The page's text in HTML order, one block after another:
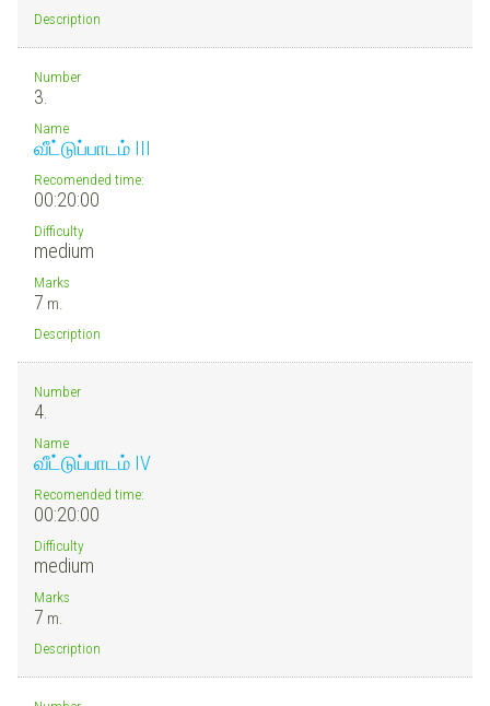
Description
Number
3.
Name
வீட்டுப்பாடம் III
Recomended time:
00:20:00
Difficulty
medium
Marks
7 m.
Description
Number
4.
Name
வீட்டுப்பாடம் IV
Recomended time:
00:20:00
Difficulty
medium
Marks
7 m.
Description